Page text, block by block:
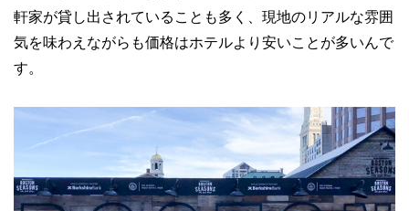
軒家が貸し出されていることも多く、現地のリアルな雰囲
気を味わえながらも価格はホテルより安いことが多いんで
す。